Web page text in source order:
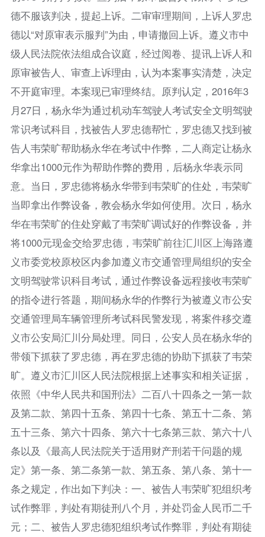
德不服该判决，提起上诉。二审审理期间，上诉人罗忠
德以“对原审表示服判”为由，申请撤回上诉。遵义市中
级人民法院依法组成合议庭，经过阅卷、提讯上诉人和
原审被告人、审查上诉理由，认为本案事实清楚，决定
不开庭审理。本案现已审理终结。原判认定，2016年3
月27日，杨永华为通过机动车驾驶人考试安全文明驾驶
常识考试科目，找被告人罗忠德帮忙，罗忠德又找到被
告人韦荣旷帮助杨永华在考试中作弊，二人商定让杨永
华拿出1000元作为帮助作弊的费用，后杨永华表示同
意。当日，罗忠德将杨永华带到韦荣旷的住处，韦荣旷
当即拿出作弊设备，教会杨永华如何使用。次日，杨永
华在韦荣旷的住处穿戴了韦荣旷调试好的作弊设备，并
将1000元现金交给罗忠德，韦荣旷前往汇川区上海路遵
义市委党校原校区内参加遵义市交通管理局组织的安全
文明驾驶常识科目考试，通过作弊设备远程接收韦荣旷
的指令进行答题，期间杨永华的作弊行为被遵义市公安
交通管理局车辆管理所考试科民警发现，将案件移交遵
义市公安局汇川分局处理。同日，公安人员在杨永华的
带领下抓获了罗忠德，再在罗忠德的协助下抓获了韦荣
旷。遵义市汇川区人民法院根据上述事实和相关证据，
依照《中华人民共和国刑法》二百八十四条之一第一款
及第二款、第四十五条、第四十七条、第五十二条、第
五十三条、第六十四条、第六十七条第三款、第六十八
条以及《最高人民法院关于适用财产刑若干问题的规
定》第一条、第二条第一款、第五条、第八条、第十一
条之规定，作出如下判决：一、被告人韦荣旷犯组织考
试作弊罪，判处有期徒刑八个月，并处罚金人民币二千
元；二、被告人罗忠德犯组织考试作弊罪，判处有期徒